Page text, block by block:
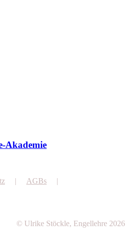
Akademie
| AGBs |
© Ulrike Stöckle, Engellehre 2026